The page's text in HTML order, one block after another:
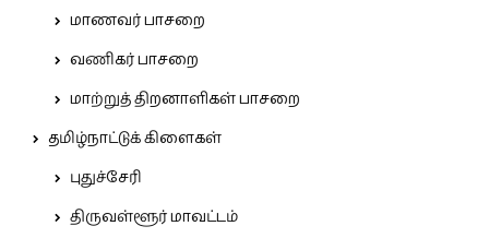
மாணவர் பாசறை
வணிகர் பாசறை
மாற்றுத் திறனாளிகள் பாசறை
தமிழ்நாட்டுக் கிளைகள்
புதுச்சேரி
திருவள்ளூர் மாவட்டம்